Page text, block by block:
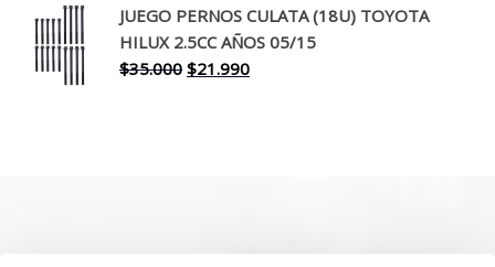
original
era:
$30.000.
actual
es:
$17.990.
JUEGO PERNOS CULATA (18U) TOYOTA
HILUX 2.5CC AÑOS 05/15
$35.000 El
$21.990El